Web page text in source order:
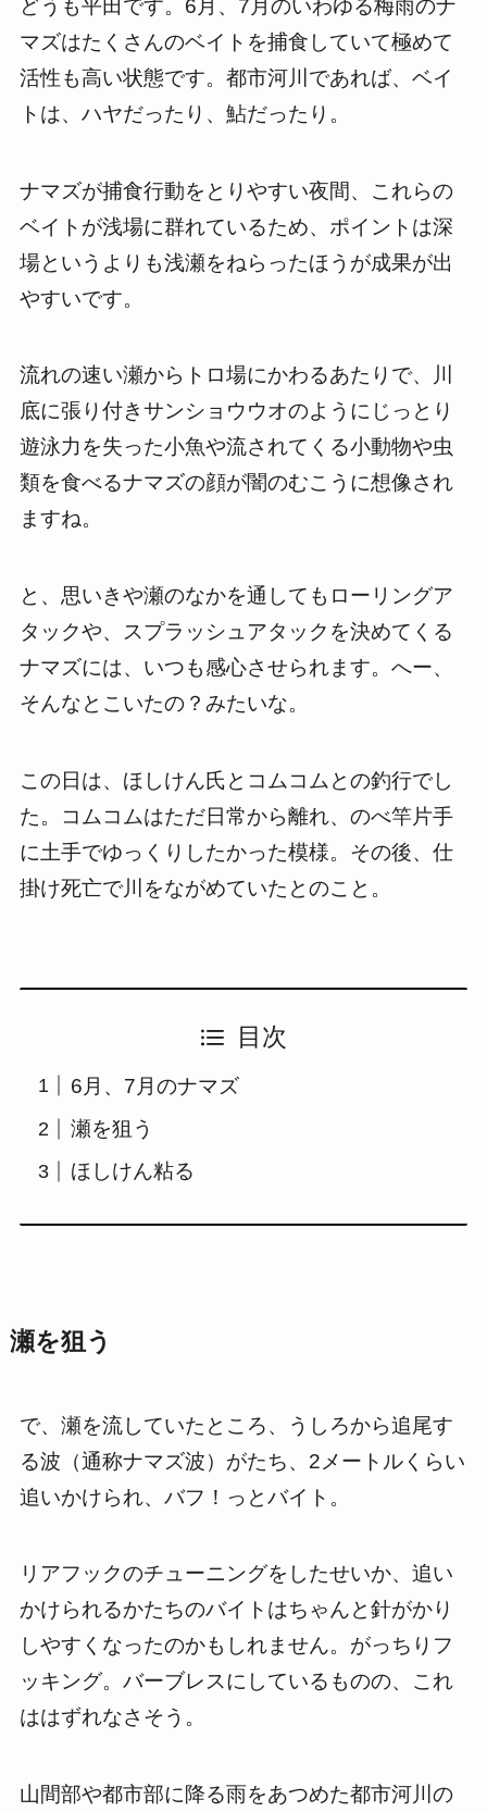
どうも平田です。6月、7月のいわゆる梅雨のナ
マズはたくさんのベイトを捕食していて極めて
活性も高い状態です。都市河川であれば、ベイ
トは、ハヤだったり、鮎だったり。
ナマズが捕食行動をとりやすい夜間、これらの
ベイトが浅場に群れているため、ポイントは深
場というよりも浅瀬をねらったほうが成果が出
やすいです。
流れの速い瀬からトロ場にかわるあたりで、川
底に張り付きサンショウウオのようにじっとり
遊泳力を失った小魚や流されてくる小動物や虫
類を食べるナマズの顔が闇のむこうに想像され
ますね。
と、思いきや瀬のなかを通してもローリングア
タックや、スプラッシュアタックを決めてくる
ナマズには、いつも感心させられます。へー、
そんなとこいたの？みたいな。
この日は、ほしけん氏とコムコムとの釣行でし
た。コムコムはただ日常から離れ、のべ竿片手
に土手でゆっくりしたかった模様。その後、仕
掛け死亡で川をながめていたとのこと。
目次
6月、7月のナマズ
瀬を狙う
ほしけん粘る
瀬を狙う
で、瀬を流していたところ、うしろから追尾す
る波（通称ナマズ波）がたち、2メートルくらい
追いかけられ、バフ！っとバイト。
リアフックのチューニングをしたせいか、追い
かけられるかたちのバイトはちゃんと針がかり
しやすくなったのかもしれません。がっちりフ
ッキング。バーブレスにしているものの、これ
ははずれなさそう。
山間部や都市部に降る雨をあつめた都市河川の